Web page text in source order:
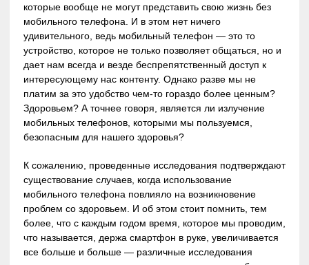
которые вообще не могут представить свою жизнь без
мобильного телефона. И в этом нет ничего
удивительного, ведь мобильный телефон — это то
устройство, которое не только позволяет общаться, но и
дает нам всегда и везде беспрепятственный доступ к
интересующему нас контенту. Однако разве мы не
платим за это удобство чем-то гораздо более ценным?
Здоровьем? А точнее говоря, является ли излучение
мобильных телефонов, которыми мы пользуемся,
безопасным для нашего здоровья?
К сожалению, проведенные исследования подтверждают
существование случаев, когда использование
мобильного телефона повлияло на возникновение
проблем со здоровьем. И об этом стоит помнить, тем
более, что с каждым годом время, которое мы проводим,
что называется, держа смартфон в руке, увеличивается
все больше и больше — различные исследования